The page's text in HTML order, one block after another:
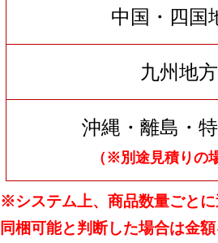
中国・四国
九州地方
沖縄・離島・
（※別途見積りの
※システム上、商品数量ごと
同梱可能と判断した場合は金